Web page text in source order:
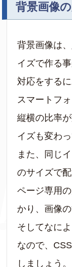
背景画像
背景画像は
イズで作る
対応をする
スマートフ
縦横の比率
イズも変わ
また、同じ
のサイズで
ページ専用
かり、画像
そしてなに
なので、
しましょう。